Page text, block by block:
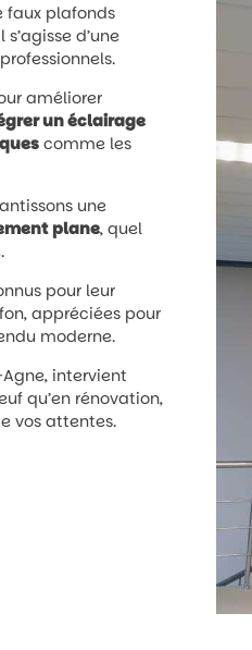
faux plafonds
d’une
améliorer
un éclairage
comme les
une
plane, quel
pour leur
appréciées pour
moderne.
intervient
qu’en rénovation,
vos attentes.